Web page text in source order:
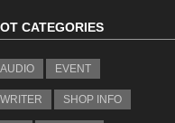
CATEGORIES
AUDIO EVENT
WRITER SHOP INFO